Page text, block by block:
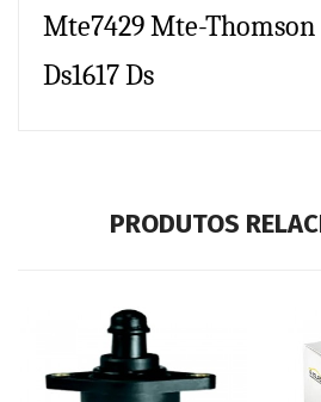
Mte7429 Mte-Thomson
Ds1617 Ds
PRODUTOS